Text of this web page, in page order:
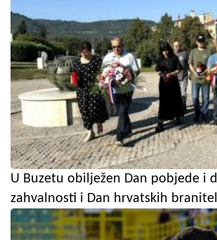
U Buzetu obilježen Dan pobjede i
zahvalnosti i Dan hrvatskih